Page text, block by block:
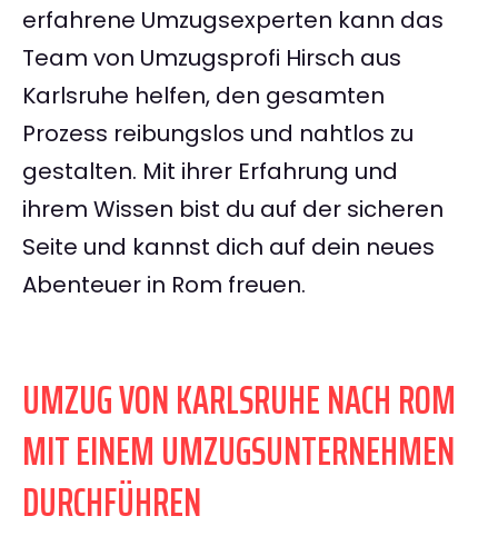
erfahrene Umzugsexperten kann das
Team von Umzugsprofi Hirsch aus
Karlsruhe helfen, den gesamten
Prozess reibungslos und nahtlos zu
gestalten. Mit ihrer Erfahrung und
ihrem Wissen bist du auf der sicheren
Seite und kannst dich auf dein neues
Abenteuer in Rom freuen.
UMZUG VON KARLSRUHE NACH ROM
MIT EINEM UMZUGSUNTERNEHMEN
DURCHFÜHREN